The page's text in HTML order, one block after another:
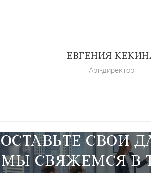
ЕВГЕНИЯ
Арт-директор
ОСТАВЬТЕ СВОИ
МЫ СВЯЖЕМСЯ В